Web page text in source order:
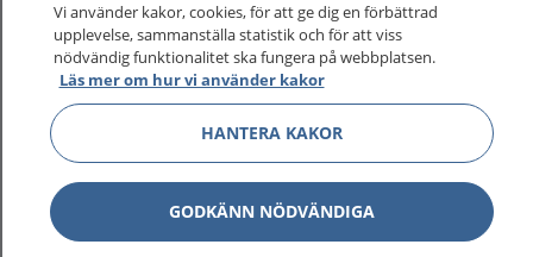
1177–tryggt om din hälsa och vård
På 1177.se får du råd om hälsa och information om
sjukdomar och vilka mottagningar du kan kontakta.
Logga in för att läsa din journal och göra dina
vårdärenden. Ring telefonnummer 1177 för
sjukvårdsrådgivning dygnet runt.
1177 ger dig råd när du vill må bättre.
Vi använder kakor, cookies, för att ge dig en förbättrad
upplevelse, sammanställa statistik och för att viss
nödvändig funktionalitet ska fungera på webbplatsen.
Läs mer om hur vi använder kakor
HANTERA KAKOR
GODKÄNN NÖDVÄNDIGA